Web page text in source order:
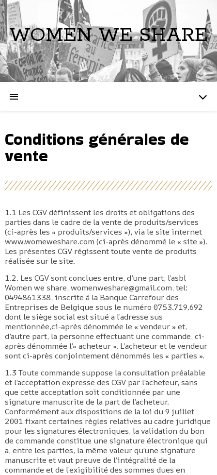
WOMEN WE SHARE
Conditions générales de
vente
1.1 Les CGV définissent les droits et obligations des
parties dans le cadre de la vente de produits/services
(ci-après les « produits/services »), via le site internet
www.womeweshare.com (ci-après dénommé le « site »).
Les présentes CGV régissent toute vente de produits
réalisée sur le site.
1.2. Les CGV sont conclues entre, d’une part, l’asbl
Women we share, womenweshare@gmail.com, tel:
0494861338, inscrite à la Banque Carrefour des
Entreprises de Belgique sous le numéro 0753.719.692
dont le siège social est situé a l’adresse sus
mentionnée,ci-après dénommée le « vendeur » et,
d’autre part, la personne effectuant une commande, ci-
après dénommée l’« acheteur ». L’acheteur et le vendeur
sont ci-après conjointement dénommés les « parties ».
1.3 Toute commande suppose la consultation préalable
et l’acceptation expresse des CGV par l’acheteur, sans
que cette acceptation soit conditionnée par une
signature manuscrite de la part de l’acheteur.
Conformément aux dispositions de la loi du 9 juillet
2001 fixant certaines règles relatives au cadre juridique
pour les signatures électroniques, la validation du bon
de commande constitue une signature électronique qui
a, entre les parties, la même valeur qu’une signature
manuscrite et vaut preuve de l’intégralité de la
commande et de l’exigibilité des sommes dues en